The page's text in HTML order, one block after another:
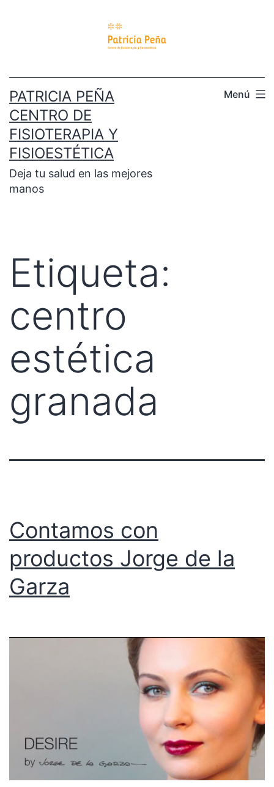
PATRICIA PEÑA
CENTRO DE
FISIOTERAPIA Y
FISIOESTÉTICA
Deja tu salud en las mejores
manos
Menú
Etiqueta:
centro
estética
granada
Contamos con
productos Jorge de la
Garza